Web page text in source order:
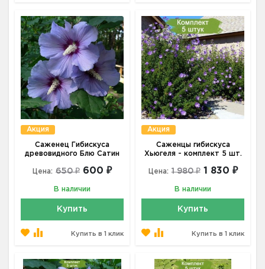
Акция
Саженец Гибискуса
древовидного Блю Сатин
Цена: 650 ₽ 600 ₽
В наличии
Купить
Купить в 1 клик
Акция
Саженцы гибискуса
Хьюгеля - комплект 5 шт.
Цена: 1 980 ₽ 1 830 ₽
В наличии
Купить
Купить в 1 клик